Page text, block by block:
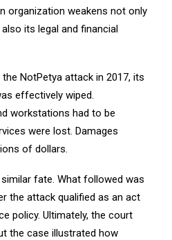
organization weakens not only
its legal and financial
NotPetya attack in 2017, its
effectively wiped.
workstations had to be
were lost. Damages
of dollars.
fate. What followed was
the attack qualified as an act
policy. Ultimately, the court
the case illustrated how